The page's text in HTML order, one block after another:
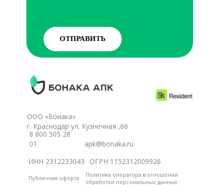
ОТПРАВИТЬ
ООО «Бонака»
г. Краснодар ул. Кузнечная ,66
8 800 505 28
01
ИНН 2312233043
Политика оператора в отношении
обработки персональных данных
Публичная оферта
apk@bonaka.ru
ОГРН 1152312009926